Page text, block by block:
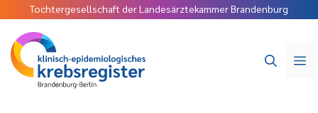
Tochtergesellschaft der Landesärztekammer Brandenburg